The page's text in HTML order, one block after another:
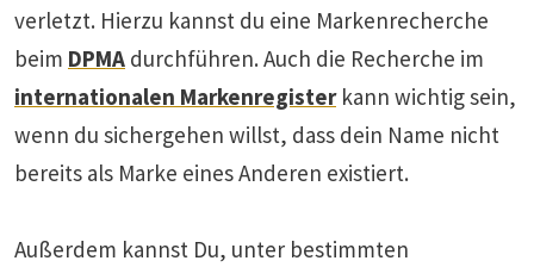
verletzt. Hierzu kannst du eine Markenrecherche
beim DPMA durchführen. Auch die Recherche im
internationalen Markenregisterkann wichtig sein,
wenn du sichergehen willst, dass dein Name nicht
bereits als Marke eines Anderen existiert.
Außerdem kannst Du, unter bestimmten